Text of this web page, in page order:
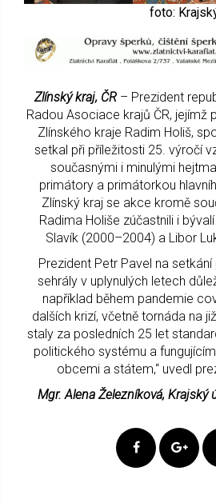
foto:
Zlínský kraj, ČR – Prezident
Radou Asociace krajů ČR, jejímž
Zlínského kraje Radim Holiš,
setkal při příležitosti 25. výročí
současnými i minulými
primátory a primátorkou
Zlínský kraj se akce kromě
Radima Holiše zúčastnili i
Slavík (2000–2004) a Libor
Prezident Petr Pavel na
sehrály v uplynulých letech
například během pandemie
dalších krizí, včetně tornáda na
staly za posledních 25 let
politického systému a
obcemi a státem,“ uvedl
Mgr. Alena Železníková, Krajský